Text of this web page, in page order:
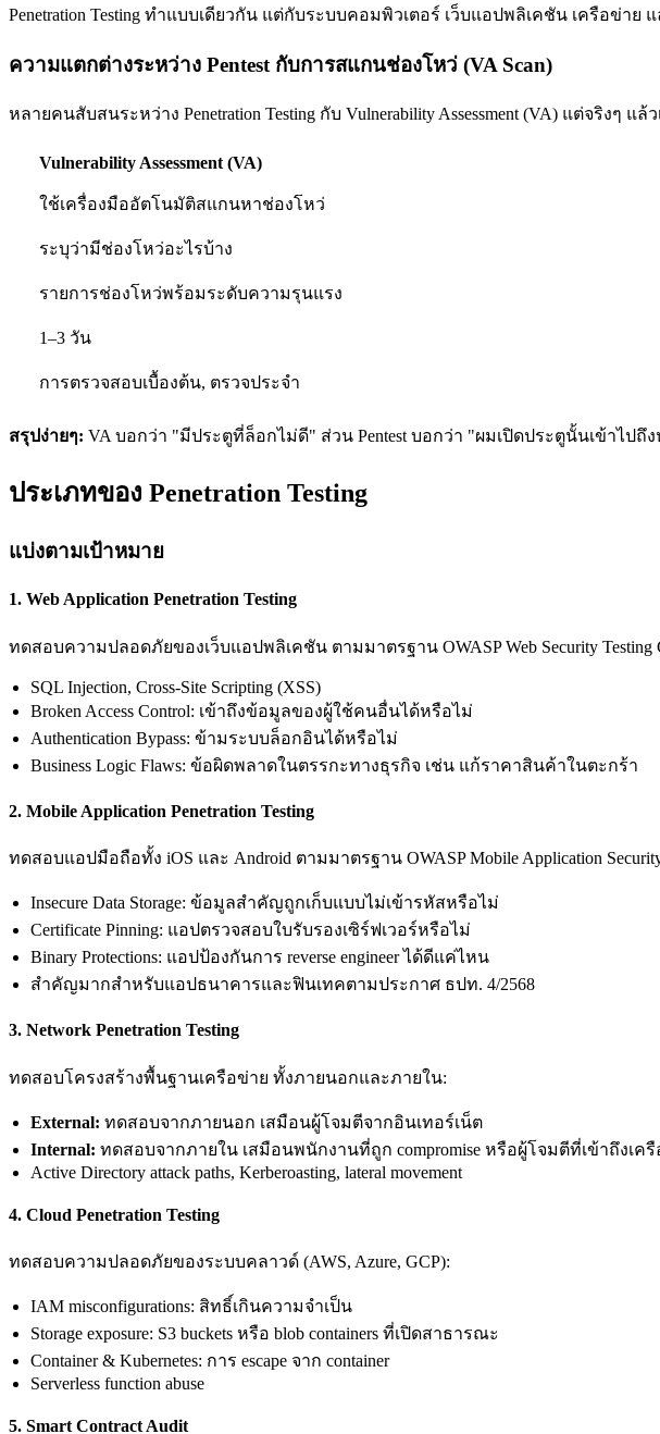
Penetration Testing ทำแบบเดียวกัน แต่กับระบบคอมพิวเตอร์ เว็บแอปพลิเคชัน เครือข่าย
ความแตกต่างระหว่าง Pentest กับการสแกนช่องโหว่ (VA Scan)
หลายคนสับสนระหว่าง Penetration Testing กับ Vulnerability Assessment (VA) แต่จริงๆ แ
Vulnerability Assessment (VA)
ใช้เครื่องมืออัตโนมัติสแกนหาช่องโหว่
ระบุว่ามีช่องโหว่อะไรบ้าง
รายการช่องโหว่พร้อมระดับความรุนแรง
1–3 วัน
การตรวจสอบเบื้องต้น, ตรวจประจำ
สรุปง่ายๆ: VA บอกว่า "มีประตูที่ล็อกไม่ดี" ส่วน Pentest บอกว่า "ผมเปิดประตูนั้นเข้าไปถึ
ประเภทของ Penetration Testing
แบ่งตามเป้าหมาย
1. Web Application Penetration Testing
ทดสอบความปลอดภัยของเว็บแอปพลิเคชัน ตามมาตรฐาน OWASP Web Security Testing
SQL Injection, Cross-Site Scripting (XSS)
Broken Access Control: เข้าถึงข้อมูลของผู้ใช้คนอื่นได้หรือไม่
Authentication Bypass: ข้ามระบบล็อกอินได้หรือไม่
Business Logic Flaws: ข้อผิดพลาดในตรรกะทางธุรกิจ เช่น แก้ราคาสินค้าในตะกร้า
2. Mobile Application Penetration Testing
ทดสอบแอปมือถือทั้ง iOS และ Android ตามมาตรฐาน OWASP Mobile Application Security
Insecure Data Storage: ข้อมูลสำคัญถูกเก็บแบบไม่เข้ารหัสหรือไม่
Certificate Pinning: แอปตรวจสอบใบรับรองเซิร์ฟเวอร์หรือไม่
Binary Protections: แอปป้องกันการ reverse engineer ได้ดีแค่ไหน
สำคัญมากสำหรับแอปธนาคารและฟินเทคตามประกาศ ธปท. 4/2568
3. Network Penetration Testing
ทดสอบโครงสร้างพื้นฐานเครือข่าย ทั้งภายนอกและภายใน:
External: ทดสอบจากภายนอก เสมือนผู้โจมตีจากอินเทอร์เน็ต
Internal: ทดสอบจากภายใน เสมือนพนักงานที่ถูก compromise หรือผู้โจมตีที่เข้าถึงเค
Active Directory attack paths, Kerberoasting, lateral movement
4. Cloud Penetration Testing
ทดสอบความปลอดภัยของระบบคลาวด์ (AWS, Azure, GCP):
IAM misconfigurations: สิทธิ์เกินความจำเป็น
Storage exposure: S3 buckets หรือ blob containers ที่เปิดสาธารณะ
Container & Kubernetes: การ escape จาก container
Serverless function abuse
5. Smart Contract Audit